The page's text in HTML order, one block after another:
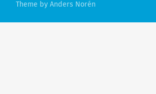
Theme byAnders Norén